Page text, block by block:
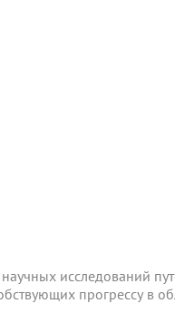
исследований
прогрессу в